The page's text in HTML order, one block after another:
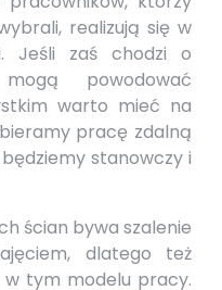
realizują się w
Jeśli zaś chodzi o
powodować
warto mieć na
pracę zdalną
stanowczy i
ścian bywa szalenie
dlatego też
tym modelu pracy.